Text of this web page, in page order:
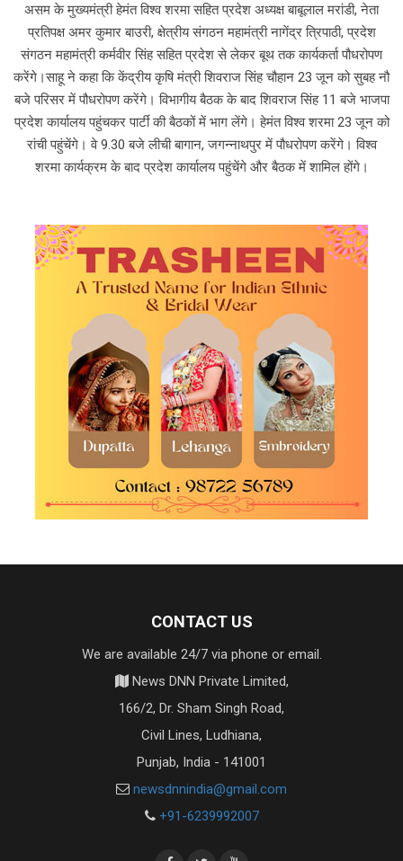
असम के मुख्यमंत्री हेमंत विश्व शरमा सहित प्रदेश अध्यक्ष बाबूलाल मरांडी, नेता
प्रतिपक्ष अमर कुमार बाउरी, क्षेत्रीय संगठन महामंत्री नागेंद्र त्रिपाठी, प्रदेश
संगठन महामंत्री कर्मवीर सिंह सहित प्रदेश से लेकर बूथ तक कार्यकर्ता पौधरोपण
करेंगे।साहू ने कहा कि केंद्रीय कृषि मंत्री शिवराज सिंह चौहान 23 जून को सुबह नौ
बजे परिसर में पौधरोपण करेंगे। विभागीय बैठक के बाद शिवराज सिंह 11 बजे भाजपा
प्रदेश कार्यालय पहुंचकर पार्टी की बैठकों में भाग लेंगे। हेमंत विश्व शरमा 23 जून को
रांची पहुंचेंगे। वे 9.30 बजे लीची बागान, जगन्नाथपुर में पौधरोपण करेंगे। विश्व
शरमा कार्यक्रम के बाद प्रदेश कार्यालय पहुंचेंगे और बैठक में शामिल होंगे।
CONTACT US
We are available 24/7 via phone or email.
News DNN Private Limited,
166/2, Dr. Sham Singh Road,
Civil Lines, Ludhiana,
Punjab, India - 141001
newsdnnindia@gmail.com
+91-6239992007